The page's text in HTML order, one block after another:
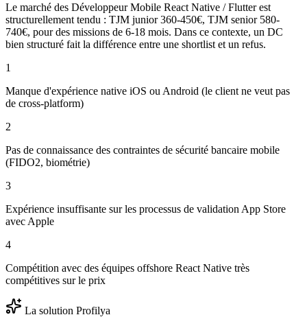
Le marché des Développeur Mobile React Native / Flutter est
structurellement tendu : TJM junior 360-450€, TJM senior 580-
740€, pour des missions de 6-18 mois. Dans ce contexte, un DC
bien structuré fait la différence entre une shortlist et un refus.
1
Manque d'expérience native iOS ou Android (le client ne veut pas
de cross-platform)
2
Pas de connaissance des contraintes de sécurité bancaire mobile
(FIDO2, biométrie)
3
Expérience insuffisante sur les processus de validation App Store
avec Apple
4
Compétition avec des équipes offshore React Native très
compétitives sur le prix
La solution Profilya